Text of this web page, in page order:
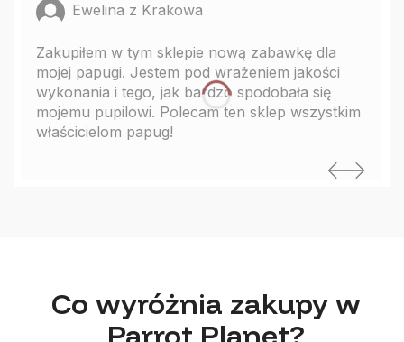
Ewelina z Krakowa
Zakupiłem w tym sklepie nową zabawkę dla
mojej papugi. Jestem pod wrażeniem jakości
wykonania i tego, jak bardzo spodobała się
mojemu pupilowi. Polecam ten sklep wszystkim
właścicielom papug!
Co wyróżnia zakupy w
Parrot Planet?